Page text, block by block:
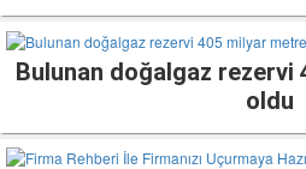
Bulunan doğalgaz rezervi
oldu